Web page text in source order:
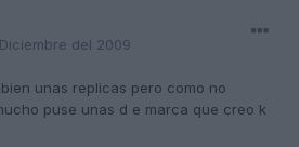
del 2009
unas replicas pero como no
puse unas d e marca que creo k